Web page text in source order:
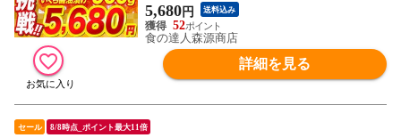
5,680円 送料込み
52
食の達人森源商店
詳細を見る
セール 8/8時点_ポイント最大11倍